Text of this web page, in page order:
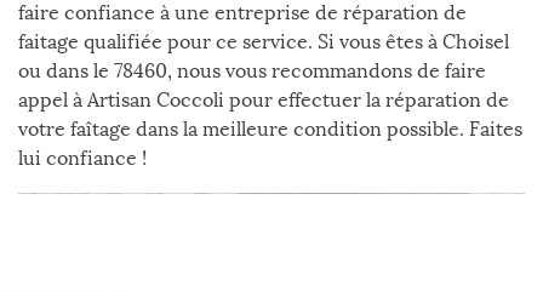
faire confiance à une entreprise de réparation de
faitage qualifiée pour ce service. Si vous êtes à Choisel
ou dans le 78460, nous vous recommandons de faire
appel à Artisan Coccoli pour effectuer la réparation de
votre faîtage dans la meilleure condition possible. Faites
lui confiance !